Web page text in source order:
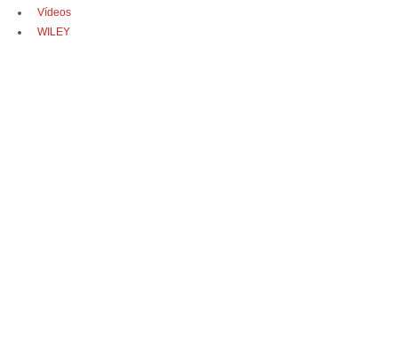
Vídeos
WILEY